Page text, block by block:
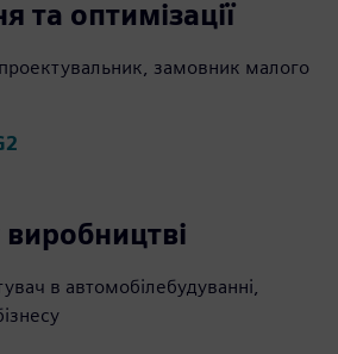
та оптимізації
замовник малого
в автомобілебудуванні,